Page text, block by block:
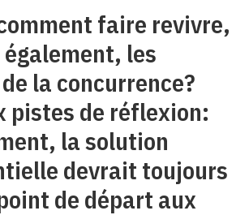
faire revivre,
également, les
la concurrence?
pistes de réflexion:
la solution
devrait toujours
de départ aux